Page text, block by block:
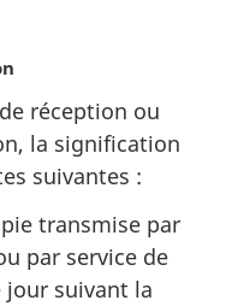
réception ou
la signification
suivantes :
transmise par
par service de
jour suivant la